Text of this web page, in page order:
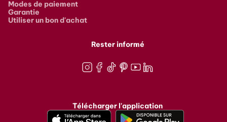
Modes de paiement
Garantie
Utiliser un bon d'achat
Rester informé
Télécharger l'application